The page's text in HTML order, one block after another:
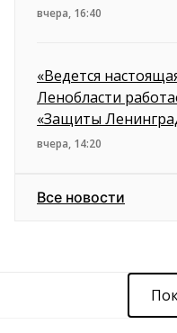
вчера, 16:40
«Ведется
Ленобласти
«Защиты
вчера, 14:20
Все новости